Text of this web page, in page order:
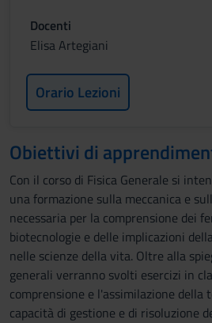
Docenti
Elisa Artegiani
Orario Lezioni
Obiettivi di
Con il corso di Fisica Generale si
una formazione sulla meccanica e
necessaria per la comprensione dei
biotecnologie e delle implicazioni
nelle scienze della vita. Oltre alla
generali verranno svolti esercizi in
comprensione e l'assimilazione della
capacità di gestione e di risoluzione